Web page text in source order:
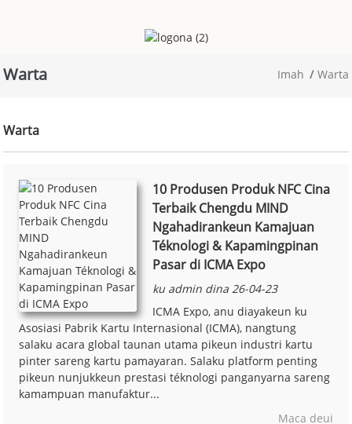
Warta Imah Warta
Warta
10 Produsen Produk NFC Cina
Terbaik Chengdu MIND
Ngahadirankeun Kamajuan
Téknologi & Kapamingpinan
Pasar di ICMA Expo
ku admin dina 26-04-23
ICMA Expo, anu diayakeun ku
Asosiasi Pabrik Kartu Internasional (ICMA), nangtung
salaku acara global taunan utama pikeun industri kartu
pinter sareng kartu pamayaran. Salaku platform penting
pikeun nunjukkeun prestasi téknologi panganyarna sareng
kamampuan manufaktur...
Maca deui